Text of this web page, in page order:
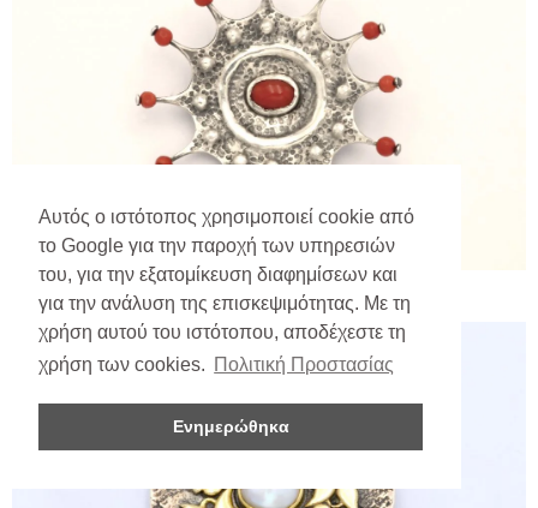
Αυτός ο ιστότοπος χρησιμοποιεί cookie από
το Google για την παροχή των υπηρεσιών
του, για την εξατομίκευση διαφημίσεων και
για την ανάλυση της επισκεψιμότητας. Με τη
χρήση αυτού του ιστότοπου, αποδέχεστε τη
χρήση των cookies. Πολιτική Προστασίας
Ενημερώθηκα